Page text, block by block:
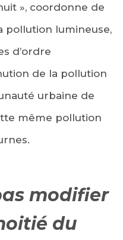
», coordonne de
pollution lumineuse,
d’ordre
de la pollution
urbaine de
même pollution
modifier
du